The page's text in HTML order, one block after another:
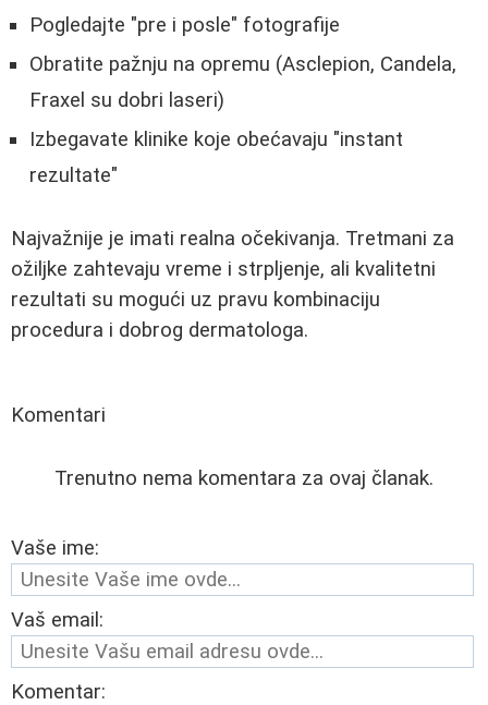
Pogledajte "pre i posle" fotografije
Obratite pažnju na opremu (Asclepion, Candela,
Fraxel su dobri laseri)
Izbegavate klinike koje obećavaju "instant
rezultate"
Najvažnije je imati realna očekivanja. Tretmani za
ožiljke zahtevaju vreme i strpljenje, ali kvalitetni
rezultati su mogući uz pravu kombinaciju
procedura i dobrog dermatologa.
Komentari
Trenutno nema komentara za ovaj članak.
Vaše ime:
Vaš email:
Komentar: